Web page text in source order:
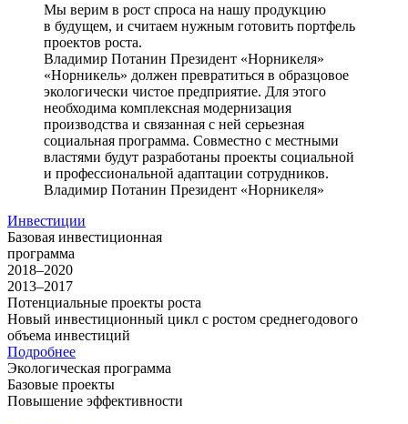
Мы верим в рост спроса на нашу продукцию
в будущем, и считаем нужным готовить портфель
проектов роста.
Владимир Потанин Президент «Норникеля»
«Норникель» должен превратиться в образцовое
экологически чистое предприятие. Для этого
необходима комплексная модернизация
производства и связанная с ней серьезная
социальная программа. Совместно с местными
властями будут разработаны проекты социальной
и профессиональной адаптации сотрудников.
Владимир Потанин Президент «Норникеля»
Инвестиции
Базовая инвестиционная
программа
2018–2020
2013–2017
Потенциальные проекты роста
Новый инвестиционный цикл с ростом среднегодового
объема инвестиций
Подробнее
Экологическая программа
Базовые проекты
Повышение эффективности